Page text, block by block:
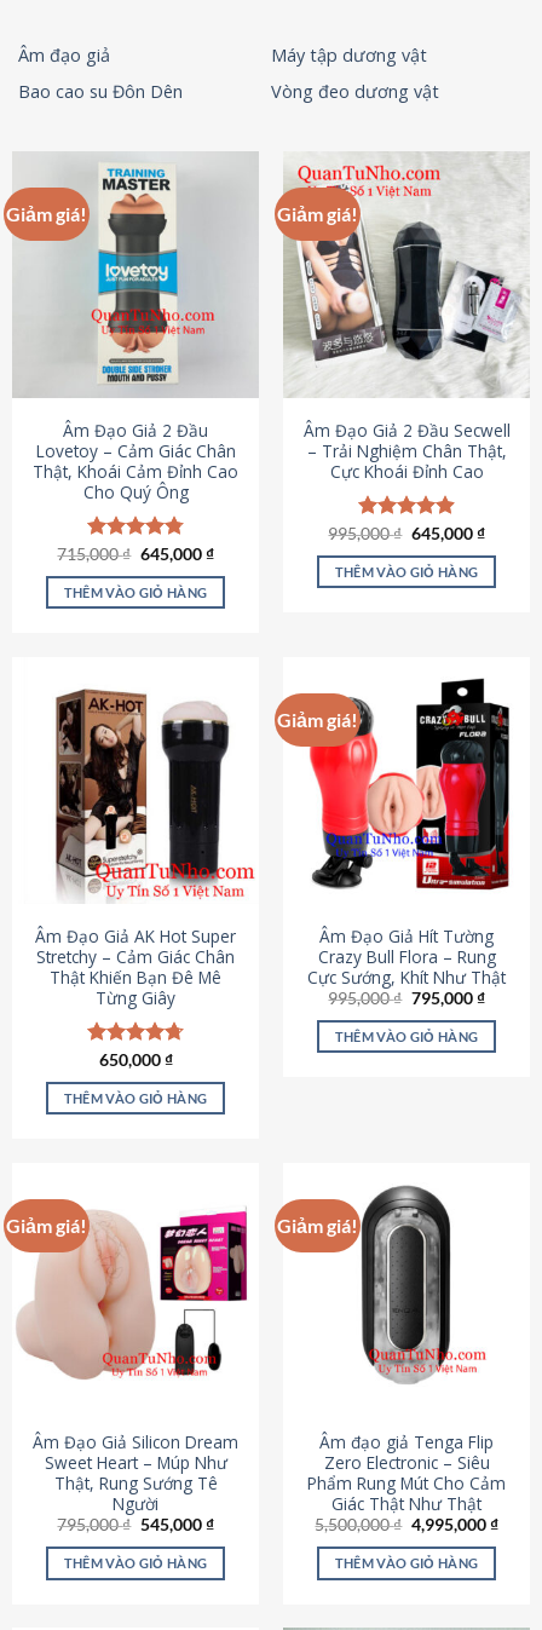
Âm đạo giả
Máy tập dương vật
Bao cao su Đôn Dên
Vòng đeo dương vật
Giảm giá!
Âm Đạo Giả 2 Đầu
Lovetoy – Cảm Giác Chân
Thật, Khoái Cảm Đỉnh Cao
Cho Quý Ông
Được xếp
hạng4.79
5 sao
715,000₫ Giá
là:
715,000 ₫.
645,000₫Giá
tại
THÊM VÀO GIỎ HÀNG
Giảm giá!
Âm Đạo Giả 2 Đầu Secwell
– Trải Nghiệm Chân Thật,
Cực Khoái Đỉnh Cao
Được xếp
hạng4.88
5 sao
995,000₫ Giá
là:
995,000 ₫.
645,000₫Giá
tại
THÊM VÀO GIỎ HÀNG
Âm Đạo Giả AK Hot Super
Stretchy – Cảm Giác Chân
Thật Khiến Bạn Đê Mê
Từng Giây
Được xếp
hạng4.75
5 sao
650,000₫
THÊM VÀO GIỎ HÀNG
Giảm giá!
Âm Đạo Giả Hít Tường
Crazy Bull Flora – Rung
Cực Sướng, Khít Như Thật
995,000₫ Giá
là:
995,000 ₫.
795,000₫Giá
tại
THÊM VÀO GIỎ HÀNG
Giảm giá!
Âm Đạo Giả Silicon Dream
Sweet Heart – Múp Như
Thật, Rung Sướng Tê
Người
795,000₫ Giá
là:
795,000 ₫.
545,000₫Giá
tại
545,000 ₫.
THÊM VÀO GIỎ HÀNG
Giảm giá!
Âm đạo giả Tenga Flip
Zero Electronic – Siêu
Phẩm Rung Mút Cho Cảm
Giác Thật Như Thật
5,500,000₫ Giá
gốc
là:
5,500,000 ₫.
4,995,000₫Giá
THÊM VÀO GIỎ HÀNG